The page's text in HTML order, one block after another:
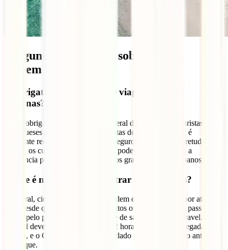
Perguntas frequentes sobre seguro
viagem Filipinas
É obrigatório ter seguro de viagem para as
Filipinas?
Não é obrigatório como requisito geral de entrada para turistas
portugueses em estadias curtas isentas de visto. Contudo, é
altamente recomendável contratar seguro de viagem, sobretudo
porque os custos médicos privados podem ser elevados e a
assistência pode ser limitada fora dos grandes centros urbanos.
O que é necessário para entrar nas Filipinas?
Em geral, cidadãos portugueses podem entrar sem visto por até 30
dias, desde que cumpram os requisitos oficiais, incluindo passaporte
válido pelo período exigido, bilhete de saída e registo eTravel. O
eTravel deve ser feito dentro das 72 horas anteriores à chegada ou
partida, e o QR code deve ser guardado para apresentação antes do
embarque.